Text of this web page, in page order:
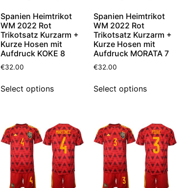
Spanien Heimtrikot
WM 2022 Rot
Trikotsatz Kurzarm +
Kurze Hosen mit
Aufdruck KOKE 8
€32.00
Select options
Spanien Heimtrikot
WM 2022 Rot
Trikotsatz Kurzarm +
Kurze Hosen mit
Aufdruck MORATA 7
€32.00
Select options